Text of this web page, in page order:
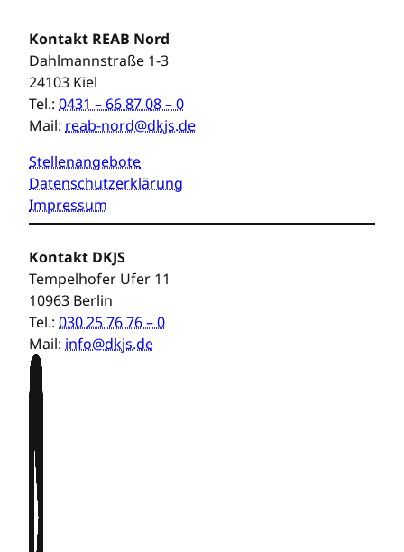
Kontakt REAB Nord
Dahlmannstraße 1-3
24103 Kiel
Tel.: 0431 – 66 87 08 – 0
Mail: reab-nord@dkjs.de
Stellenangebote
Datenschutzerklärung
Impressum
Kontakt DKJS
Tempelhofer Ufer 11
10963 Berlin
Tel.: 030 25 76 76 – 0
Mail: info@dkjs.de